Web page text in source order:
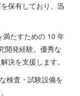
保有しており、迅
満たすための 10 年
開発経験。優秀な
決を支援します。
検査・試験設備を